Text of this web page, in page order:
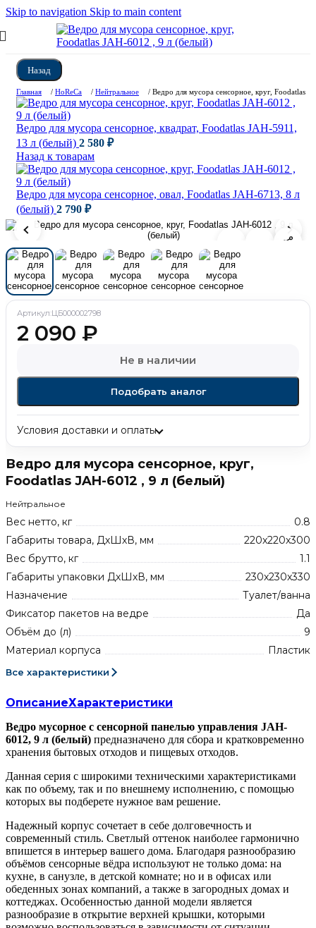
Skip to navigation Skip to main content
Назад
Главная / HoReCa / Нейтральное / Ведро для мусора сенсорное, круг, Foodatlas
Ведро для мусора сенсорное, квадрат, Foodatlas JAH-5911,
13 л (белый) 2 580 ₽
Назад к товарам
Ведро для мусора сенсорное, овал, Foodatlas JAH-6713, 8 л
(белый) 2 790 ₽
Ведро для мусора сенсорное, круг,
Foodatlas JAH-6012 , 9 л (белый)
Нейтральное
Вес нетто, кг
0.8
Габариты товара, ДхШхВ, мм
220x220x300
Вес брутто, кг
1.1
Габариты упаковки ДхШхВ, мм
230x230x330
Назначение
Туалет/ванна
Фиксатор пакетов на ведре
Да
Объём до (л)
9
Материал корпуса
Пластик
Все характеристики
Артикул:ЦБ000002798
2 090 ₽
Не в наличии
Подобрать аналог
Условия доставки и оплаты
ОписаниеХарактеристики
Ведро мусорное с сенсорной панелью управления JAH-
6012, 9 л (белый) предназначено для сбора и кратковременно
хранения бытовых отходов и пищевых отходов.
Данная серия с широкими техническими характеристиками
как по объему, так и по внешнему исполнению, с помощью
которых вы подберете нужное вам решение.
Надежный корпус сочетает в себе долговечность и
современный стиль. Светлый оттенок наиболее гармонично
впишется в интерьер вашего дома. Благодаря разнообразию
объёмов сенсорные вёдра используют не только дома: на
кухне, в санузле, в детской комнате; но и в офисах или
обеденных зонах компаний, а также в загородных домах и
коттеджах. Особенностью данной модели является
разнообразие в открытие верхней крышки, которыми